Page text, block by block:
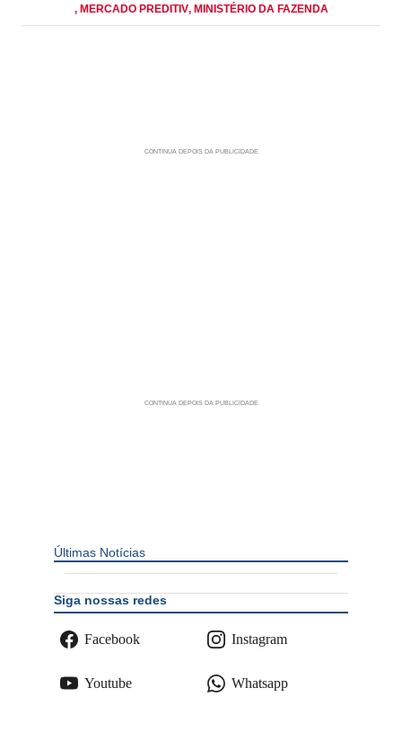
, MERCADO PREDITIV, MINISTÉRIO DA FAZENDA
Últimas Notícias
Siga nossas redes
Facebook Instagram
Youtube Whatsapp